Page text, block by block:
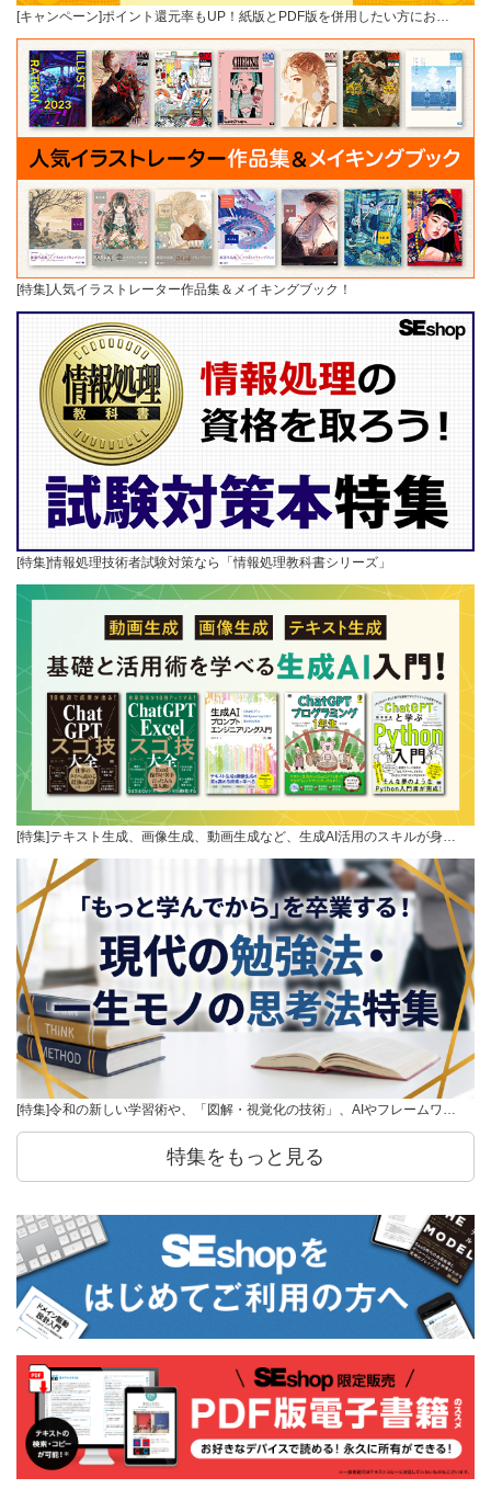
[キャンペーン]ポイント還元率もUP！紙版とPDF版を併用したい方にお…
[特集]人気イラストレーター作品集＆メイキングブック！
[特集]情報処理技術者試験対策なら「情報処理教科書シリーズ」
[特集]テキスト生成、画像生成、動画生成など、生成AI活用のスキルが身…
[特集]令和の新しい学習術や、「図解・視覚化の技術」、AIやフレームワ…
特集をもっと見る